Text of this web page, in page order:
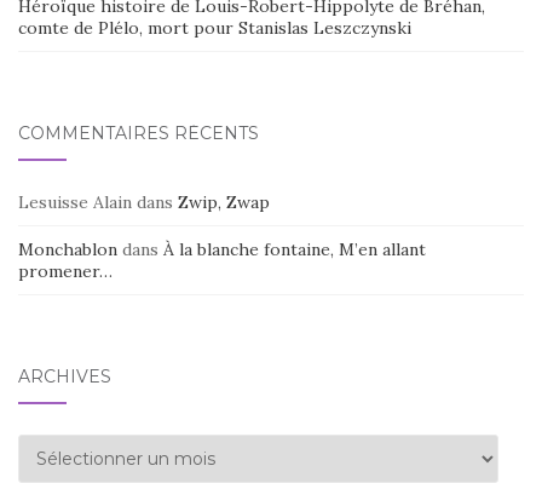
Héroïque histoire de Louis-Robert-Hippolyte de Bréhan,
comte de Plélo, mort pour Stanislas Leszczynski
COMMENTAIRES RÉCENTS
Lesuisse Alain dans Zwip, Zwap
Monchablon dans À la blanche fontaine, M’en allant
promener…
ARCHIVES
Archives